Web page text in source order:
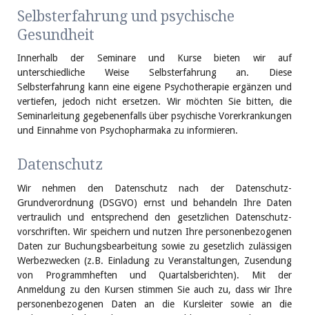
Selbsterfahrung und psychische
Gesundheit
Innerhalb der Seminare und Kurse bieten wir auf
unterschiedliche Weise Selbsterfahrung an. Diese
Selbsterfahrung kann eine eigene Psychotherapie ergänzen und
vertiefen, jedoch nicht ersetzen. Wir möchten Sie bitten, die
Seminarleitung gegebenenfalls über psychische Vorerkrankungen
und Einnahme von Psychopharmaka zu informieren.
Datenschutz
Wir nehmen den Datenschutz nach der Datenschutz-
Grundverordnung (DSGVO) ernst und behandeln Ihre Daten
vertraulich und entsprechend den gesetzlichen Datenschutz­
vorschriften. Wir speichern und nutzen Ihre personen­bezogenen
Daten zur Buchungs­bearbeitung sowie zu gesetzlich zulässigen
Werbe­zwecken (z.B. Einladung zu Veranstaltungen, Zusendung
von Programm­heften und Quartals­berichten). Mit der
Anmeldung zu den Kursen stimmen Sie auch zu, dass wir Ihre
personen­bezogenen Daten an die Kursleiter sowie an die